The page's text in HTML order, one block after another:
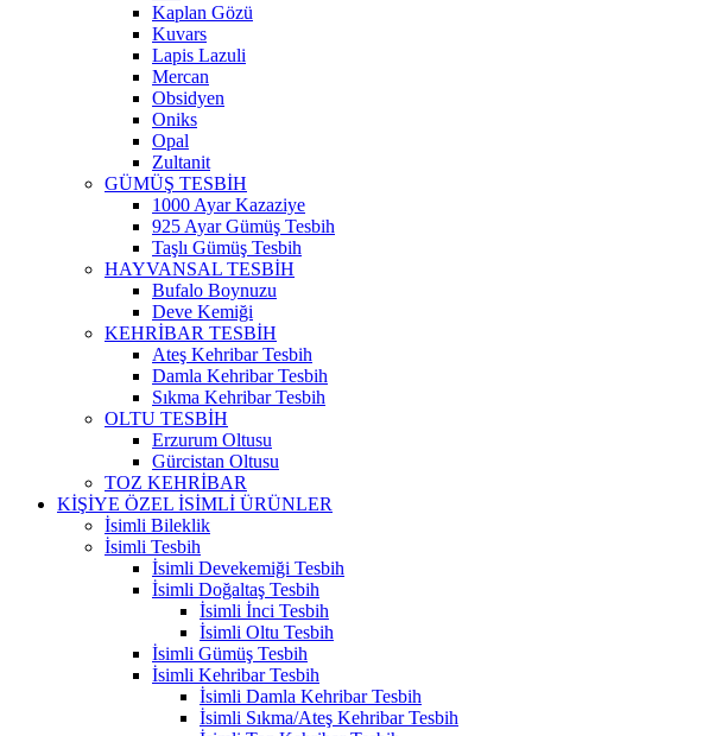
Kaplan Gözü
Kuvars
Lapis Lazuli
Mercan
Obsidyen
Oniks
Opal
Zultanit
GÜMÜŞ TESBİH
1000 Ayar Kazaziye
925 Ayar Gümüş Tesbih
Taşlı Gümüş Tesbih
HAYVANSAL TESBİH
Bufalo Boynuzu
Deve Kemiği
KEHRİBAR TESBİH
Ateş Kehribar Tesbih
Damla Kehribar Tesbih
Sıkma Kehribar Tesbih
OLTU TESBİH
Erzurum Oltusu
Gürcistan Oltusu
TOZ KEHRİBAR
KİŞİYE ÖZEL İSİMLİ ÜRÜNLER
İsimli Bileklik
İsimli Tesbih
İsimli Devekemiği Tesbih
İsimli Doğaltaş Tesbih
İsimli İnci Tesbih
İsimli Oltu Tesbih
İsimli Gümüş Tesbih
İsimli Kehribar Tesbih
İsimli Damla Kehribar Tesbih
İsimli Sıkma/Ateş Kehribar Tesbih